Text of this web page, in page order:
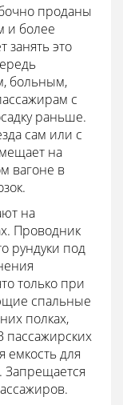
проданы
и более
занять это
больным,
с
раньше.
сам или с
на
вагоне в
на
Проводник
рундуки под
только при
спальные
полках,
пассажирских
емкость для
Запрещается